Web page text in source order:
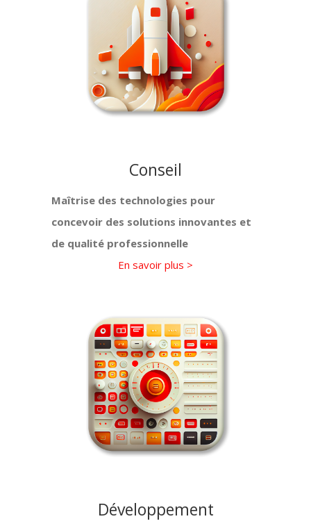
Conseil
Maîtrise des technologies pour
concevoir des solutions innovantes et
de qualité professionnelle
En savoir plus >
Développement